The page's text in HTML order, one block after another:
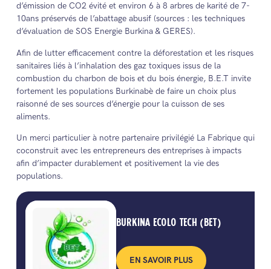
d’émission de CO2 évité et environ 6 à 8 arbres de karité de 7-
10ans préservés de l’abattage abusif (sources : les techniques
d’évaluation de SOS Energie Burkina & GERES).
Afin de lutter efficacement contre la déforestation et les risques
sanitaires liés à l’inhalation des gaz toxiques issus de la
combustion du charbon de bois et du bois énergie, B.E.T invite
fortement les populations Burkinabè de faire un choix plus
raisonné de ses sources d’énergie pour la cuisson de ses
aliments.
Un merci particulier à notre partenaire privilégié La Fabrique qui
coconstruit avec les entrepreneurs des entreprises à impacts
afin d’impacter durablement et positivement la vie des
populations.
BURKINA ECOLO TECH (BET)
EN SAVOIR PLUS